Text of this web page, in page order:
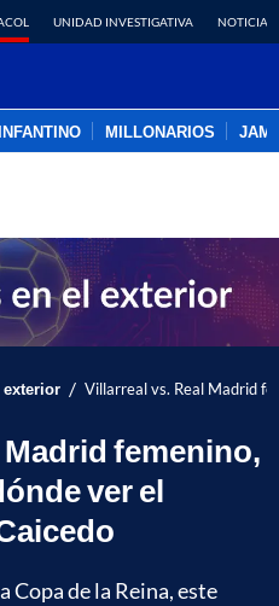
UNIDAD INVESTIGATIVA NOTICIAS
MILLONARIOS
exterior / Villarreal vs. Real Madrid
femenino,
ver el
Copa de la Reina, este